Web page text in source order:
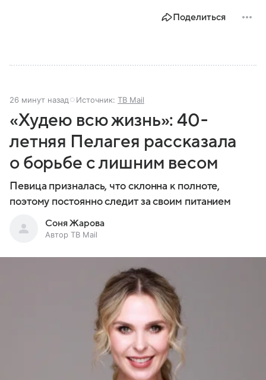
Поделиться
26 минут назад Источник: ТВ Mail
«Худею всю жизнь»: 40-
летняя Пелагея рассказала
о борьбе с лишним весом
Певица призналась, что склонна к полноте,
поэтому постоянно следит за своим питанием
Соня Жарова
Автор ТВ Mail